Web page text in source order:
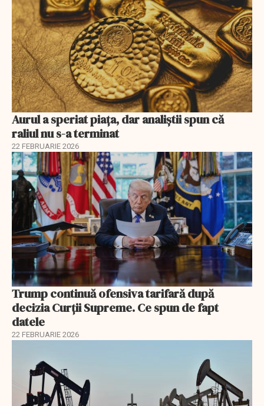
Aurul a speriat piața, dar analiștii spun că
raliul nu s-a terminat
22 FEBRUARIE 2026
Trump continuă ofensiva tarifară după
decizia Curții Supreme. Ce spun de fapt
datele
22 FEBRUARIE 2026